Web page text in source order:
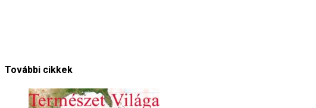
További cikkek